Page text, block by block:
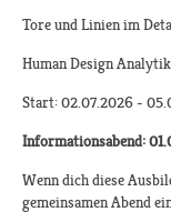
Tore und Linien im
Human Design
Start: 02.07.2026 -
Informationsabend:
Wenn dich diese
gemeinsamen Abend